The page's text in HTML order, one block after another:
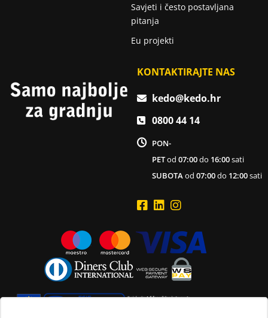
Savjeti i često postavljana
pitanja
Eu projekti
KONTAKTIRAJTE NAS
kedo@kedo.hr
0800 44 14
PON-
PETod07:00do 16:00sati
SUBOTAod07:00do 12:00sati